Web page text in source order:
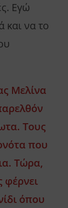
Εγώ
να το
Μελίνα
Τους
που
Τώρα,
φέρνει
όπου